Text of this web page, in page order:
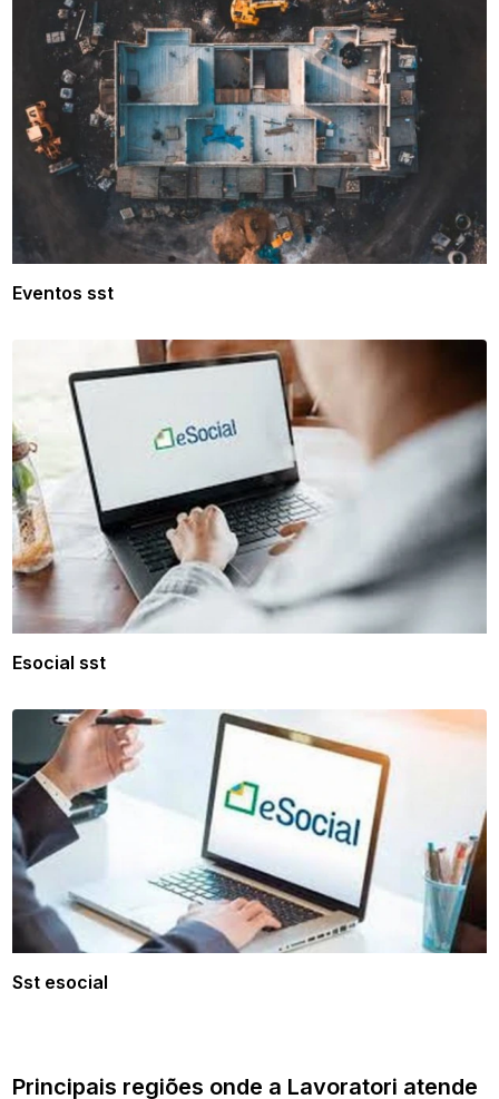
Eventos sst
Esocial sst
Sst esocial
Principais regiões onde a Lavoratori atende